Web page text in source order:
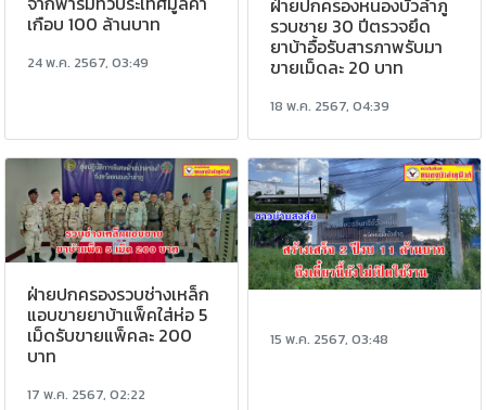
เกือบ 100 ล้านบาท
24 พ.ค. 2567, 03:49
ฝ่ายปกครองหนองบัวลำภู
รวบชาย 30 ปีตรวจยึด
ยาบ้าอื้อรับสารภาพรับมา
ขายเม็ดละ 20 บาท
18 พ.ค. 2567, 04:39
ฝ่ายปกครองรวบช่างเหล็ก
แอบขายยาบ้าแพ็คใส่ห่อ 5
เม็ดรับขายแพ็คละ 200
บาท
17 พ.ค. 2567, 02:22
15 พ.ค. 2567, 03:48